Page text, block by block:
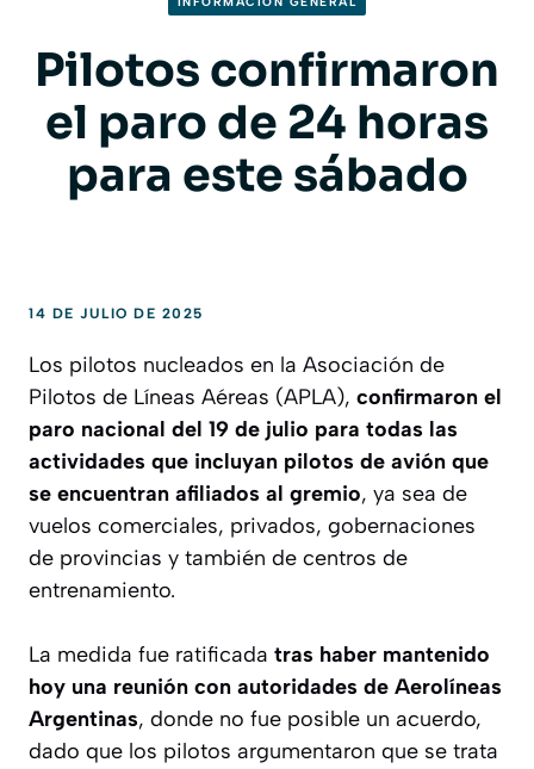
Pilotos confirmaron
el paro de 24 horas
para este sábado
14 DE JULIO DE 2025
Los pilotos nucleados en la Asociación de
Pilotos de Líneas Aéreas (APLA), confirmaron el
paro nacional del 19 de julio para todas las
actividades que incluyan pilotos de avión que
se encuentran afiliados al gremio, ya sea de
vuelos comerciales, privados, gobernaciones
de provincias y también de centros de
entrenamiento.
La medida fue ratificada tras haber mantenido
hoy una reunión con autoridades de Aerolíneas
Argentinas, donde no fue posible un acuerdo,
dado que los pilotos argumentaron que se trata